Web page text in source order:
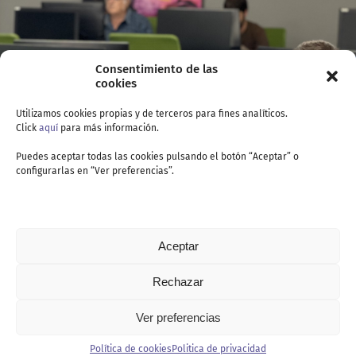
Consentimiento de las
cookies
Utilizamos cookies propias y de terceros para fines analíticos.
Click aquí para más información.
Puedes aceptar todas las cookies pulsando el botón “Aceptar” o
configurarlas en “Ver preferencias”.
Aceptar
Rechazar
Ver preferencias
Política de cookies Politica de privacidad